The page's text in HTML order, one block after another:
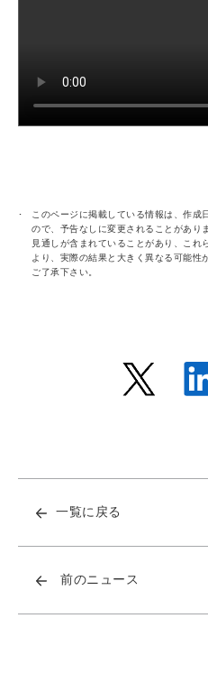
このページに掲載している情報は、作成
ので、予告なしに変更されることがあり
見通しが含まれていることがあり、これ
より、実際の結果と大きく異なる可能性
ご了承下さい。
一覧に戻る
前のニュース